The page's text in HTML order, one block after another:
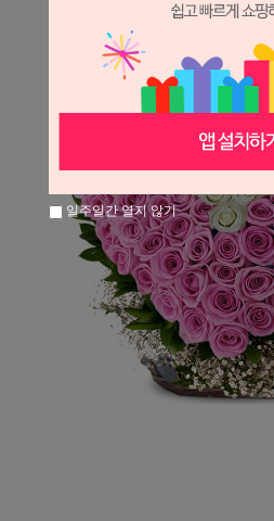
일주일간 열지 않기